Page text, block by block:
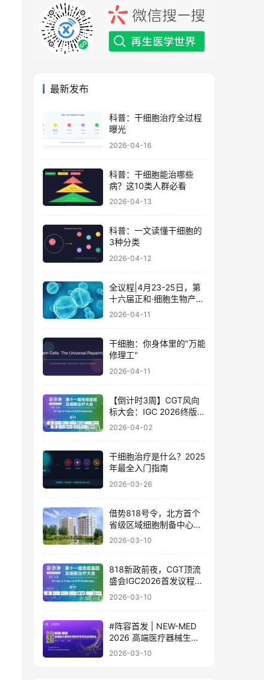
最新发布
科普：干细胞治疗全过程
曝光
2026-04-16
科普：干细胞能治哪些
病？这10类人群必看
2026-04-13
科普：一文读懂干细胞的
3种分类
2026-04-12
全议程|4月23-25日，第
十六届正和·细胞生物产业
大会暨细胞治疗与再生医
2026-04-11
干细胞：你身体里的"万能
修理工"
2026-04-11
【倒计时3周】CGT风向
标大会：IGC 2026终版议
程公布！合规与创新如何
2026-04-02
干细胞治疗是什么？2025
年最全入门指南
2026-03-26
借势818号令，北方首个
省级区域细胞制备中心落
地
2026-03-10
818新政前夜，CGT顶流
盛会IGC2026首发议程公
布！体内细胞/基因治疗/
决策者4月齐聚北京
2026-03-10
#阵容首发 | NEW-MED
2026 高端医疗器械生物
材料研发及应用峰会 北京
2026-03-10